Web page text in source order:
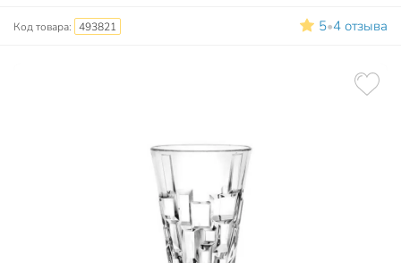
Код товара: 493821 5•4 отзыва